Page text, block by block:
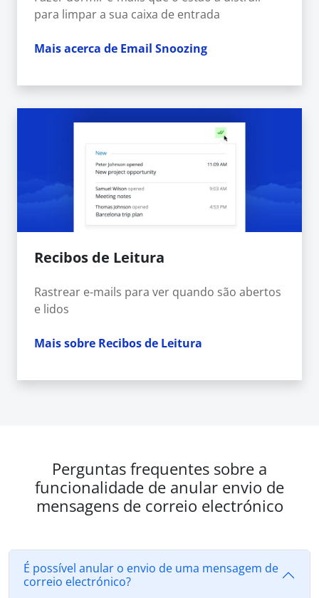
para limpar a sua caixa de entrada
Mais acerca de Email Snoozing
Recibos de Leitura
Rastrear e-mails para ver quando são abertos
e lidos
Mais sobre Recibos de Leitura
Perguntas frequentes sobre a
funcionalidade de anular envio de
mensagens de correio electrónico
É possível anular o envio de uma mensagem de
correio electrónico?